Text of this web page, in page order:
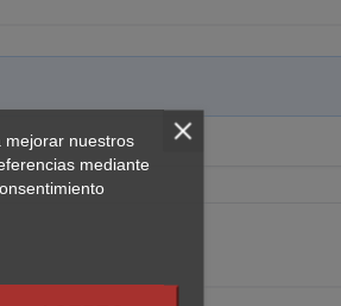
mejorar nuestros
mediante